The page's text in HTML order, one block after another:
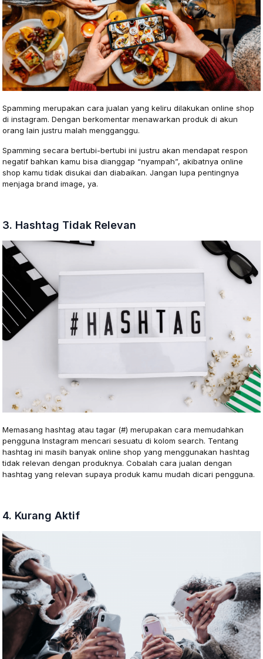
Spamming merupakan cara jualan yang keliru dilakukan online shop
di instagram. Dengan berkomentar menawarkan produk di akun
orang lain justru malah mengganggu.
Spamming secara bertubi-bertubi ini justru akan mendapat respon
negatif bahkan kamu bisa dianggap “nyampah”, akibatnya online
shop kamu tidak disukai dan diabaikan. Jangan lupa pentingnya
menjaga brand image, ya.
3. Hashtag Tidak Relevan
Memasang hashtag atau tagar (#) merupakan cara memudahkan
pengguna Instagram mencari sesuatu di kolom search. Tentang
hashtag ini masih banyak online shop yang menggunakan hashtag
tidak relevan dengan produknya. Cobalah cara jualan dengan
hashtag yang relevan supaya produk kamu mudah dicari pengguna.
4. Kurang Aktif